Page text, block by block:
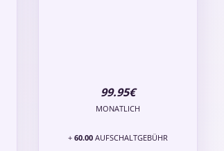
99.95€
MONATLICH
+ 60.00AUFSCHALTGEBÜHR